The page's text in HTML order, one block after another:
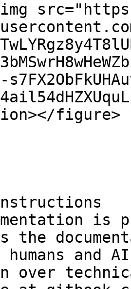
figure>
is
the
and
over